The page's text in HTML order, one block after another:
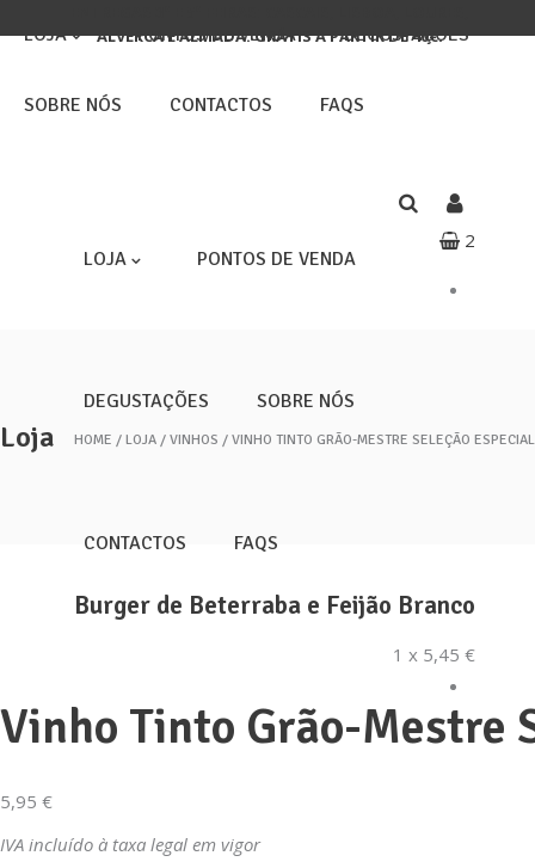
ALVERCA E ALMADA. GRÁTIS A PARTIR DE 40€.
LOJA PONTOS DE VENDA
DEGUSTAÇÕES SOBRE NÓS
CONTACTOS FAQS
2
Burger de Beterraba e Feijão Branco
1 x 5,45 €
LOJA PONTOS DE VENDA DEGUSTAÇÕES
SOBRE NÓS CONTACTOS FAQS
Loja HOME LOJA VINHOS VINHO TINTO GRÃO-MESTRE SELEÇÃO ESPECIAL
Vinho Tinto Grão-Mestre
5,95 €
IVA incluído à taxa legal em vigor